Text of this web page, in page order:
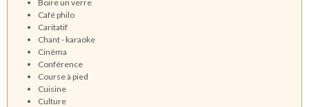
Boire un verre
Café philo
Caritatif
Chant - karaoke
Cinéma
Conférence
Course à pied
Cuisine
Culture